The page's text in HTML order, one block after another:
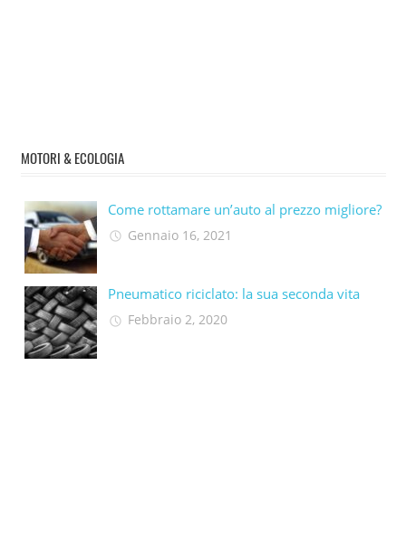
MOTORI & ECOLOGIA
Come rottamare un’auto al prezzo migliore?
Gennaio 16, 2021
Pneumatico riciclato: la sua seconda vita​
Febbraio 2, 2020